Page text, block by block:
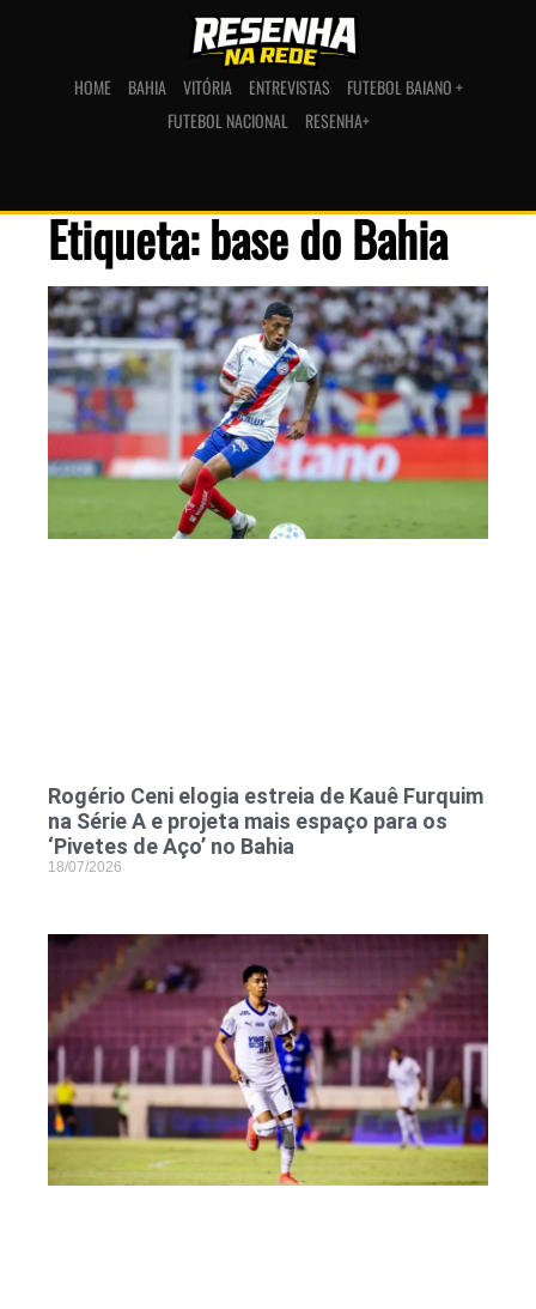
HOME BAHIA VITÓRIA ENTREVISTAS
FUTEBOL BAIANO +
FUTEBOL NACIONAL
RESENHA+
Etiqueta: base do Bahia
Rogério Ceni elogia estreia de Kauê Furquim
na Série A e projeta mais espaço para os
‘Pivetes de Aço’ no Bahia
18/07/2026